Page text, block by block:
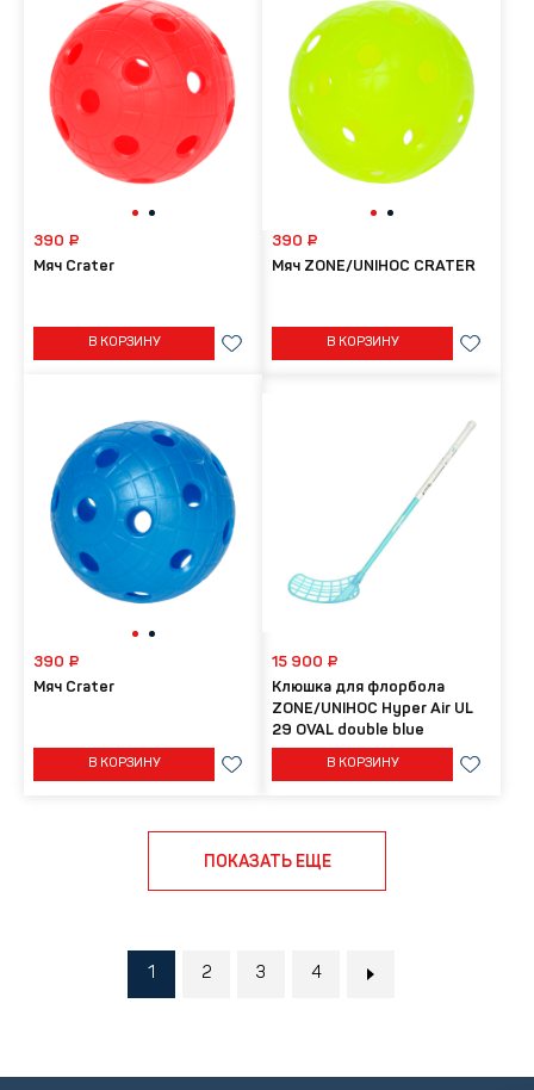
Мяч Crater
390 ₽
В КОРЗИНУ
Мяч ZONE/UNIHOC CRATER
390 ₽
В КОРЗИНУ
Мяч Crater
390 ₽
В КОРЗИНУ
Клюшка для флорбола
ZONE/UNIHOC Hyper Air UL
29 OVAL double blue
15 900 ₽
В КОРЗИНУ
ПОКАЗАТЬ ЕЩЕ
1 2 3 4